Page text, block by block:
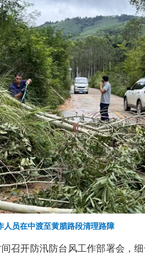
人员在中渡至黄腊路段清理路障
召开防汛防台风工作部署会，